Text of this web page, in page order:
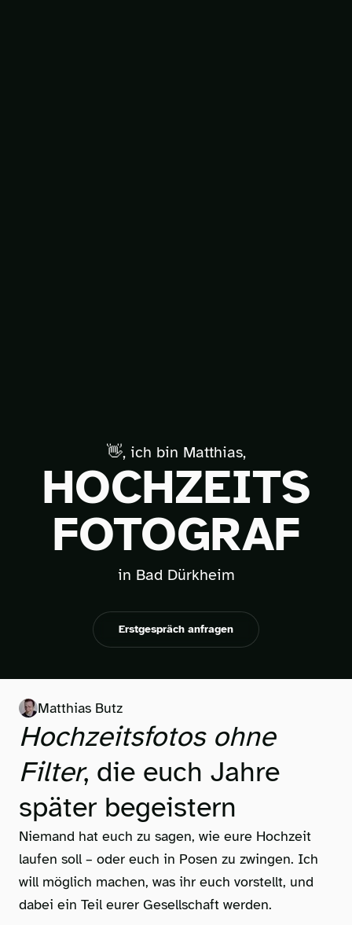
👋, ich bin Matthias,
HOCHZEITS
FOTOGRAF
in Bad Dürkheim
Erstgespräch anfragen
Matthias Butz
Hochzeitsfotos ohne
Filter, die euch Jahre
später begeistern
Niemand hat euch zu sagen, wie eure Hochzeit
laufen soll – oder euch in Posen zu zwingen. Ich
will möglich machen, was ihr euch vorstellt, und
dabei ein Teil eurer Gesellschaft werden.